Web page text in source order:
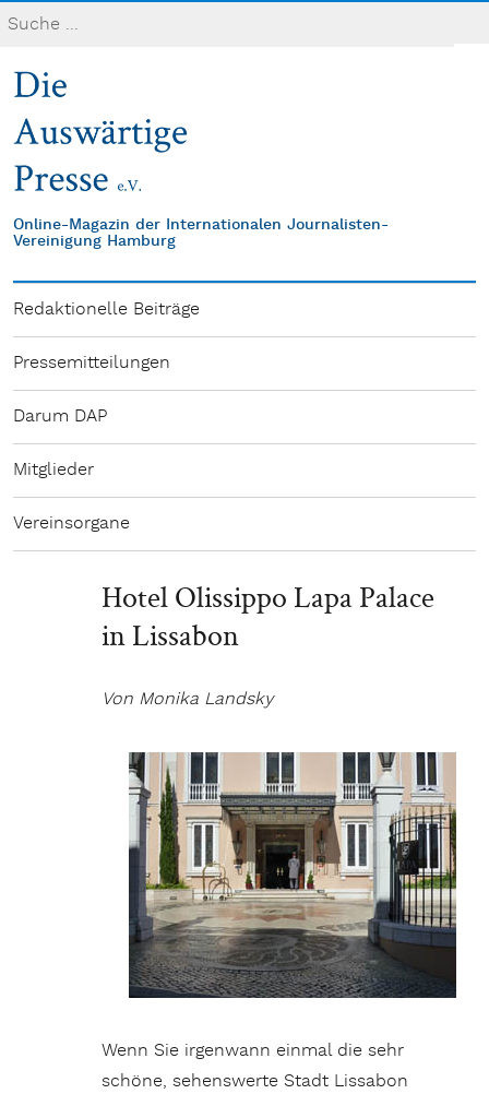
Online-Magazin der Internationalen Journalisten-
Vereinigung Hamburg
Redaktionelle Beiträge
Pressemitteilungen
Darum DAP
Mitglieder
Vereinsorgane
Hotel Olissippo Lapa Palace
in Lissabon
Von Monika Landsky
Wenn Sie irgenwann einmal die sehr
schöne, sehenswerte Stadt Lissabon